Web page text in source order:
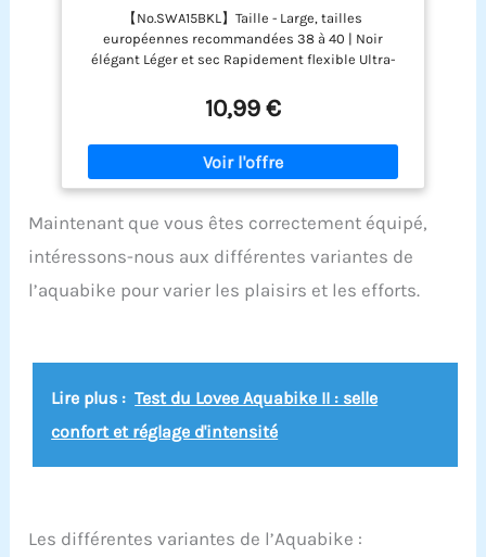
【No.SWA15BKL】Taille - Large, tailles
européennes recommandées 38 à 40 | Noir
élégant Léger et sec Rapidement flexible Ultra-
rapidement, parfait pour les sports nautiques
Design décontracté et confortable, un bon choix
comme chaussures de maison pour votre famille
Parfait pour protéger vos pieds des coupures, des
perforations et de l'eau froide pendant la plongée
marche le long de la plage et d'autres sports
nautiques Fond antidérapant pour la sécurité de
la piscine, du yoga, de la marche sur la plage
10,99 €
Maintenant que vous êtes correctement équipé,
intéressons-nous aux différentes variantes de
l’aquabike pour varier les plaisirs et les efforts.
Lire plus : Test du Lovee Aquabike II : selle
confort et réglage d'intensité
Les différentes variantes de l’Aquabike :